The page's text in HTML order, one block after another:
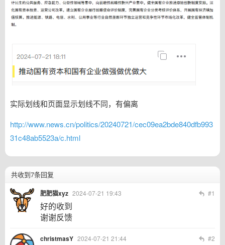
实际划线和页面显示划线不同，有偏离
http://www.news.cn/politics/20240721/cec09ea2bde840dfb993
31c48ab5523a/c.html
共收到7条回复
肥肥猫xyz 2024-07-21 19:43 #1
好的收到
谢谢反馈
christmasY 2024-07-21 21:44 #2